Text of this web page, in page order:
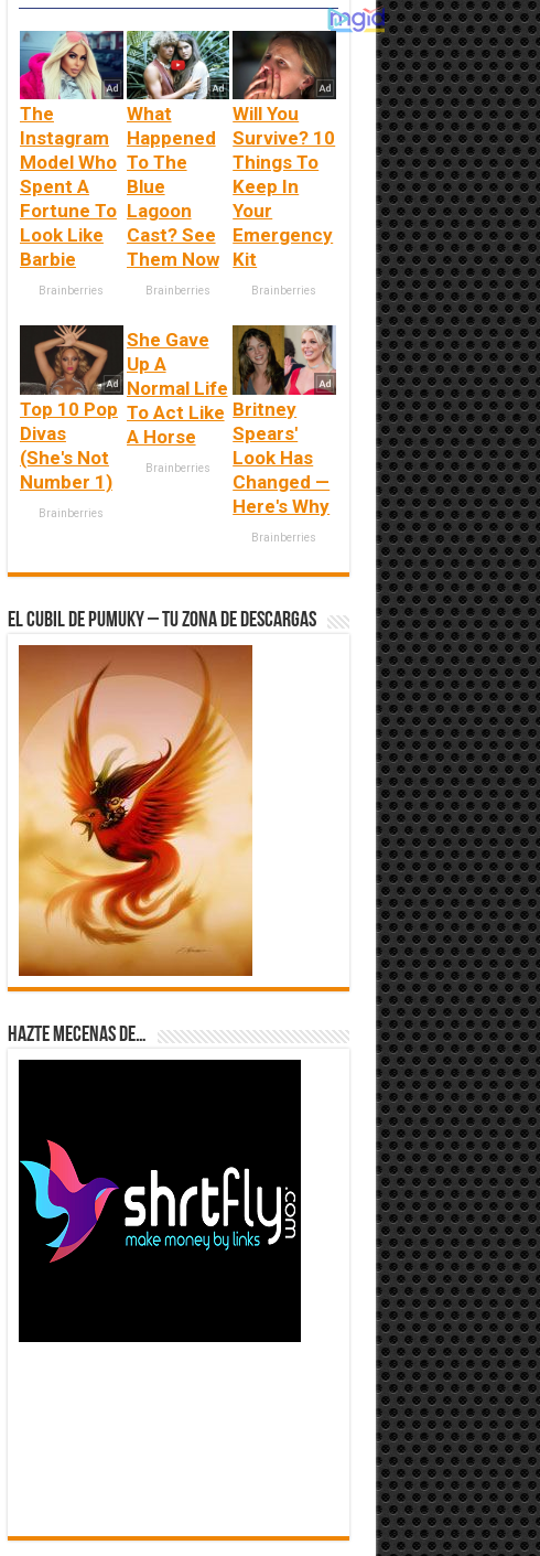
The
Instagram
Model Who
Spent A
Fortune To
Look Like
Barbie
Brainberries
What
Happened
To The
Blue
Lagoon
Cast? See
Them Now
Brainberries
Will You
Survive? 10
Things To
Keep In
Your
Emergency
Kit
Brainberries
Top 10 Pop
Divas
(She's Not
Number 1)
Brainberries
She Gave
Up A
Normal Life
To Act Like
A Horse
Brainberries
Britney
Spears'
Look Has
Changed —
Here's Why
Brainberries
El Cubil de Pumuky – Tu zona de Descargas
Hazte Mecenas de…